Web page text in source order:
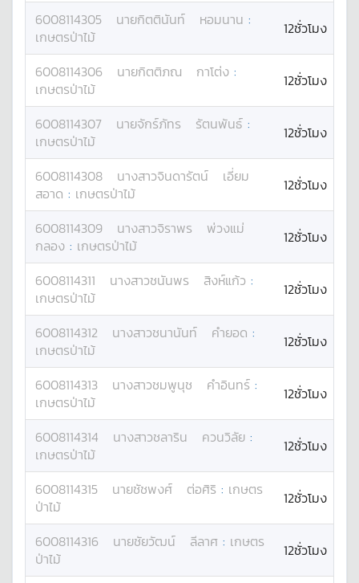
6008114305 นายกิตตินันท์ หอมนาน :
เกษตรป่าไม้
12ชั่วโมง
6008114306 นายกิตติภณ กาโต่ง :
เกษตรป่าไม้
12ชั่วโมง
6008114307 นายจักร์ภัทร รัตนพันธ์ :
เกษตรป่าไม้
12ชั่วโมง
6008114308 นางสาวจินดารัตน์
เอี่ยม
สอาด : เกษตรป่าไม้ 12ชั่วโมง
6008114309 นางสาวจิราพร
พ่วงแม่
กลอง : เกษตรป่าไม้ 12ชั่วโมง
6008114311 นางสาวชนันพร สิงห์แก้ว :
เกษตรป่าไม้
12ชั่วโมง
6008114312 นางสาวชนานันท์ คำยอด :
เกษตรป่าไม้
12ชั่วโมง
6008114313 นางสาวชมพูนุช คำอินทร์ :
เกษตรป่าไม้
12ชั่วโมง
6008114314 นางสาวชลาริน ควนวิลัย :
เกษตรป่าไม้
12ชั่วโมง
6008114315 นายชัชพงศ์ ต่อศิริ : เกษตร
ป่าไม้
12ชั่วโมง
6008114316 นายชัยวัฒน์ ลีลาศ : เกษตร
ป่าไม้
12ชั่วโมง